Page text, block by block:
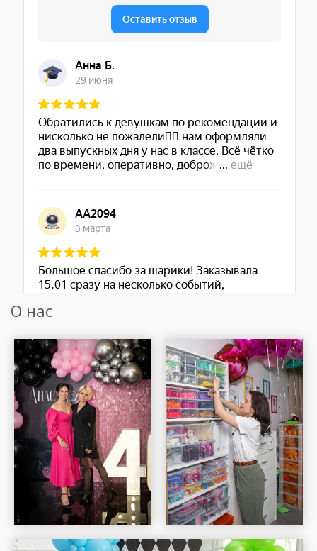
Шар Удачи на карте Москвы — Яндекс Карты
О нас